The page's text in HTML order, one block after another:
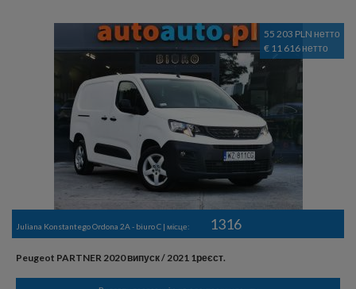
55 203 PLN нетто
€ 11 616 нетто
Juliana Konstantego Ordona 2A - biuro C | місце: 1316
Peugeot PARTNER 2020 випуск / 2021 1реєст.